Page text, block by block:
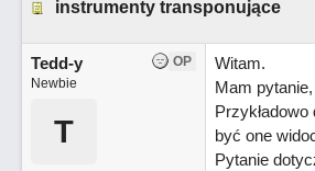
instrumenty transponujące
OP
Tedd-y
Newbie
T
Witam.
Mam
być one
Pytanie